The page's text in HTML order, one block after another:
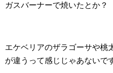
ガスバーナーで焼いたとか？
エケベリアのザラゴーサや桃
が違うって感じじゃあないで